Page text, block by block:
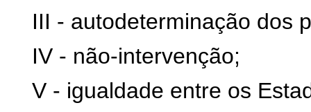
III - autodeterminação dos
IV - não-intervenção;
V - igualdade entre os